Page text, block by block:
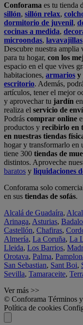
Conforama es tu tienda
sillón, sillón relax,
dormitorio de juvenil,
cocinas a medida,
microondas, lavavajillas
Descubre nuestra amplia
para tu hogar, con los
espacio en el que vives
habitaciones, armarios y
escritorio. Además,
artículos, tener el mejor
y aprovechar tu jardín
realiza el servicio de
Podrás comprar online
productos y recibirlo en
en nuestras tiendas
hogar y transformarlo en
tiene 300 tiendas de
distintos. Aproveche
baratos y liquidaciones
Conforama solo
en sus tiendas de sofás.
Alcalá de Guadaíra,
Arinaga, Asturias,
Castellón, Chafiras,
Almería, La Coruña, La
Lleida, Los Barrios,
Orotava, Palma,
San Sebastian, Sant Boi,
Sevilla, Tamaraceite,
Ver más >>
© Conforama Términos
Política de cookies